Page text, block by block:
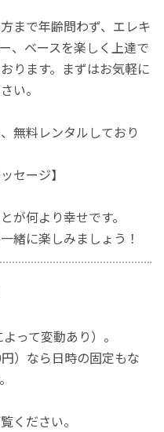
まで年齢問わず、エレキ
、ベースを楽しく上達で
ります。まずはお気軽に
い。
無料レンタルしており
セージ】
が何より幸せです。
緒に楽しみましょう！
って変動あり）。
）なら日時の固定もな
ください。